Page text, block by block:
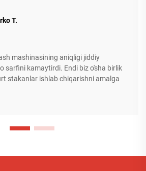
T.
mashinasining aniqligi jiddiy
sarfini kamaytirdi. Endi biz o'sha birlik
stakanlar ishlab chiqarishni amalga